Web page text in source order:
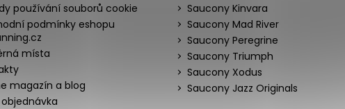
používání souborů cookie
podmínky eshopu
místa
magazín a blog
Saucony Kinvara
Saucony Mad River
Saucony Peregrine
Saucony Triumph
Saucony Xodus
Saucony Jazz Originals